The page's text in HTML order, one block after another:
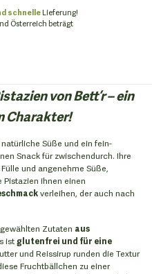
schnelleLieferung!
Österreich beträgt
von Bett’r – ein
Charakter!
Süße und ein fein-
Snack für zwischendurch. Ihre
und angenehme Süße,
ihnen einen
verleihen, der auch nach
Zutaten aus
istglutenfrei und für eine
und Reissirup runden die Textur
Fruchtbällchen zu einer